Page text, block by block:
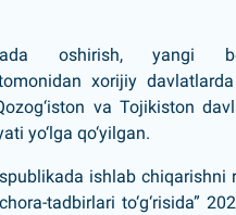
oshirish, yangi
tomonidan xorijiy
va Tojikiston
yo‘lga qo‘yilgan.
ishlab
tadbirlari to‘g‘risida”